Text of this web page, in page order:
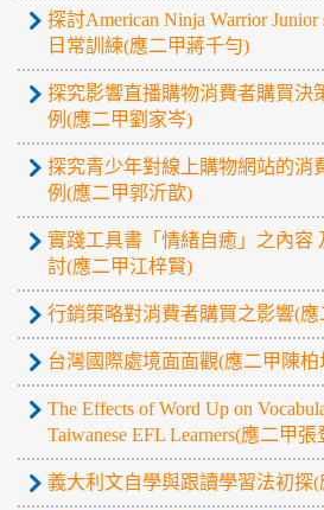
探討American Ninja Warrior
日常訓練(應二甲蔣千勻)
探究影響直播購物消費者購買決
例(應二甲劉家岑)
探究青少年對線上購物網站的消
例(應二甲郭沂歆)
實踐工具書「情緒自癒」之內容
討(應二甲江梓賢)
行銷策略對消費者購買之影響(
台灣國際處境面面觀(應二甲陳柏
The Effects of Word Up on
Taiwanese EFL Learners(應二甲張
義大利文自學與跟讀學習法初探